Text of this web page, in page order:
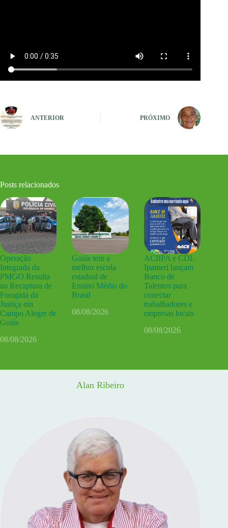
ANTERIOR PRÓXIMO
Posts relacionados
Operação
Integrada da
PMGO Resulta
na Recaptura de
Foragida da
Justiça em
Campo Alegre de
Goiás
08/08/2026
Goiás tem a
melhor escola
estadual de
Ensino Médio do
Brasil
08/08/2026
ACIIPA e CDL
Ipameri lançam
Banco de
Talentos para
conectar
trabalhadores e
empresas locais
08/08/2026
Alan Ribeiro